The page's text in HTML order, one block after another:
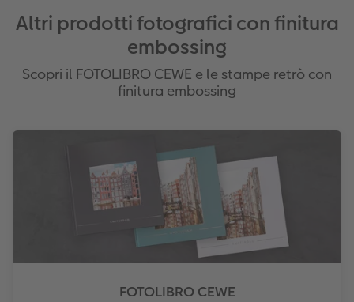
Altri prodotti fotografici con finitura
embossing
Scopri il FOTOLIBRO CEWE e le stampe retrò con
finitura embossing
FOTOLIBRO CEWE